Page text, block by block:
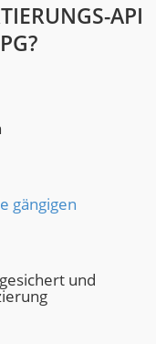
API
gängigen
und